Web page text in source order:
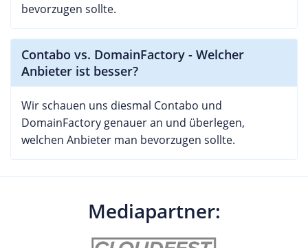
bevorzugen sollte.
Contabo vs. DomainFactory - Welcher
Anbieter ist besser?
Wir schauen uns diesmal Contabo und
DomainFactory genauer an und überlegen,
welchen Anbieter man bevorzugen sollte.
Mediapartner: